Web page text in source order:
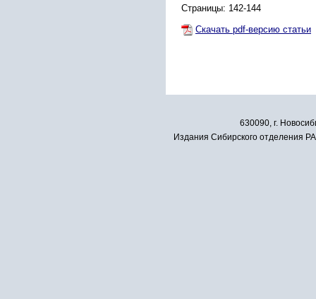
Страницы: 142-144
Скачать pdf-версию статьи
630090, г.
Издания Сибирского отделения